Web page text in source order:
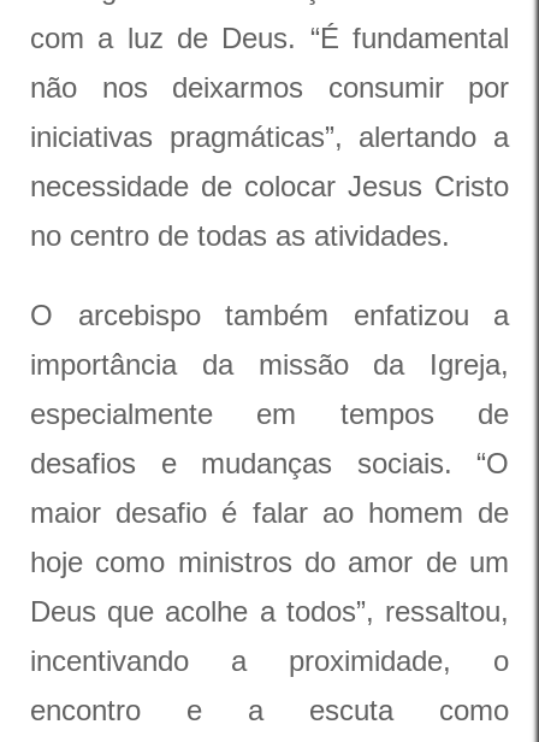
com a luz de Deus. “É fundamental
não nos deixarmos consumir por
iniciativas pragmáticas”, alertando a
necessidade de colocar Jesus Cristo
no centro de todas as atividades.
O arcebispo também enfatizou a
importância da missão da Igreja,
especialmente em tempos de
desafios e mudanças sociais. “O
maior desafio é falar ao homem de
hoje como ministros do amor de um
Deus que acolhe a todos”, ressaltou,
incentivando a proximidade, o
encontro e a escuta como